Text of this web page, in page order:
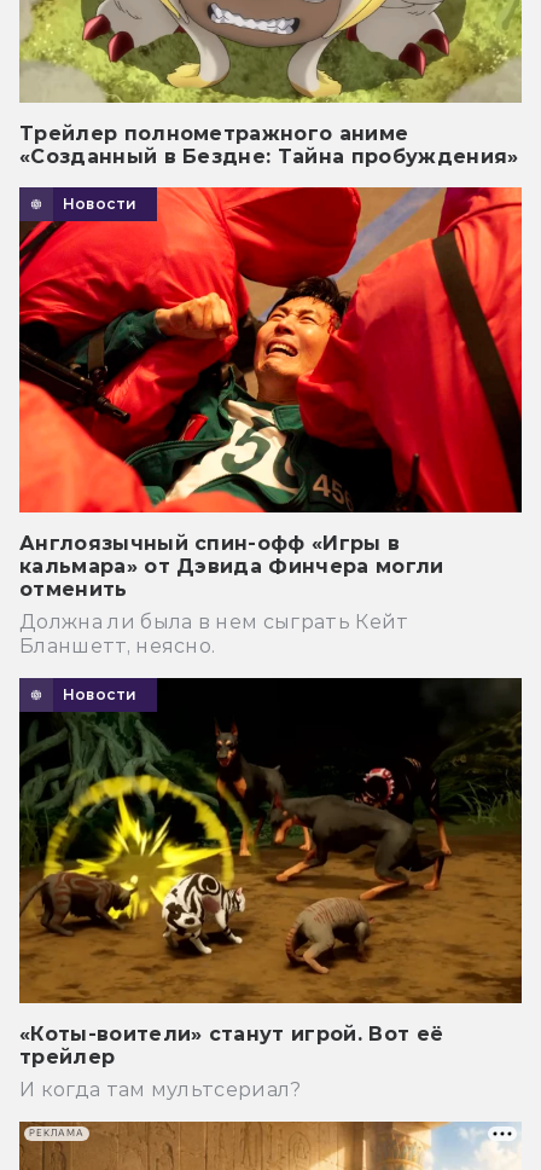
Трейлер полнометражного аниме
«Созданный в Бездне: Тайна пробуждения»
Новости
Англоязычный спин-офф «Игры в
кальмара» от Дэвида Финчера могли
отменить
Должна ли была в нем сыграть Кейт
Бланшетт, неясно.
Новости
«Коты-воители» станут игрой. Вот её
трейлер
И когда там мультсериал?
РЕКЛАМА